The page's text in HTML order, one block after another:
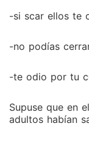
-si scar ellos te
-no podías
-te odio por tu
Supuse que en
adultos habían